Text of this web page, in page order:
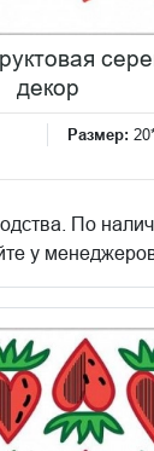
декор
Размер:
По
у